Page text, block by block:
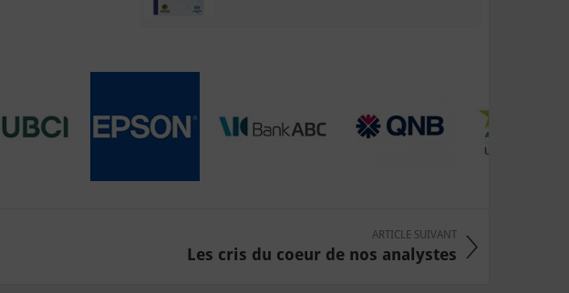
ARTICLE SUIVANT
Les cris du coeur de nos analystes